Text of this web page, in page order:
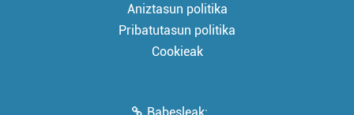
Aniztasun politika
Pribatutasun politika
Cookieak